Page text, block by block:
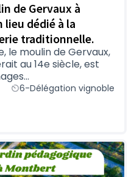
de Gervaux à
lieu dédié à la
traditionnelle.
le moulin de Gervaux,
au 14e siècle, est
6-Délégation vignoble